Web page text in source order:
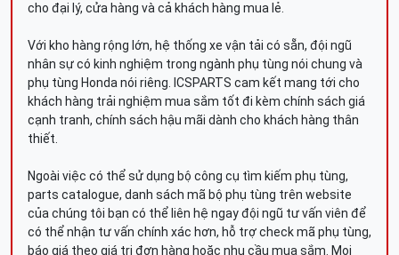
cho đại lý, cửa hàng và cả khách hàng mua lẻ.
Với kho hàng rộng lớn, hệ thống xe vận tải có sẵn, đội ngũ
nhân sự có kinh nghiệm trong ngành phụ tùng nói chung và
phụ tùng Honda nói riêng. ICSPARTS cam kết mang tới cho
khách hàng trải nghiệm mua sắm tốt đi kèm chính sách giá
cạnh tranh, chính sách hậu mãi dành cho khách hàng thân
thiết.
Ngoài việc có thể sử dụng bộ công cụ tìm kiếm phụ tùng,
parts catalogue, danh sách mã bộ phụ tùng trên website
của chúng tôi bạn có thể liên hệ ngay đội ngũ tư vấn viên để
có thể nhận tư vấn chính xác hơn, hỗ trợ check mã phụ tùng,
báo giá theo giá trị đơn hàng hoặc nhu cầu mua sắm. Mọi